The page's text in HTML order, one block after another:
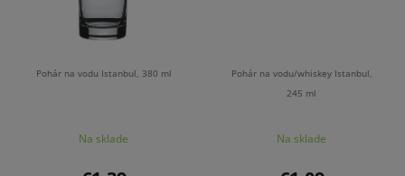
Pohár na vodu Istanbul, 380 ml
Na sklade
Pohár na vodu/whiskey Istanbul,
245 ml
Na sklade